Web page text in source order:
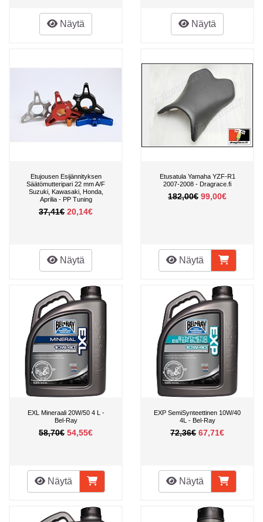
Näytä Näytä
Etujousen Esijännityksen
Säätömutteripari 22 mm A/F
Suzuki, Kawasaki, Honda,
Aprilia - PP Tuning
37,41€ 20,14€
Näytä
Etusatula Yamaha YZF-R1
2007-2008 - Dragrace.fi
182,00€ 99,00€
Näytä
EXL Mineraali 20W/50 4 L -
Bel-Ray
58,70€ 54,55€
Näytä
EXP SemiSynteettinen 10W/40
4L - Bel-Ray
72,36€ 67,71€
Näytä